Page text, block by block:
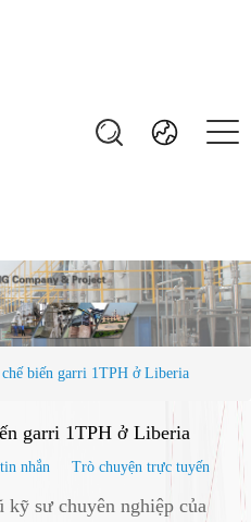
biến garri 1TPH ở Liberia
garri 1TPH ở Liberia
nhắn Trò chuyện trực tuyến
sư chuyên nghiệp của